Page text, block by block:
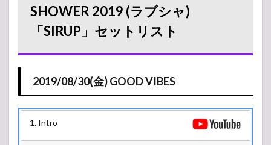
SHOWER 2019 (ラブシャ)
「SIRUP」セットリスト
2019/08/30(金) GOOD VIBES
1. Intro